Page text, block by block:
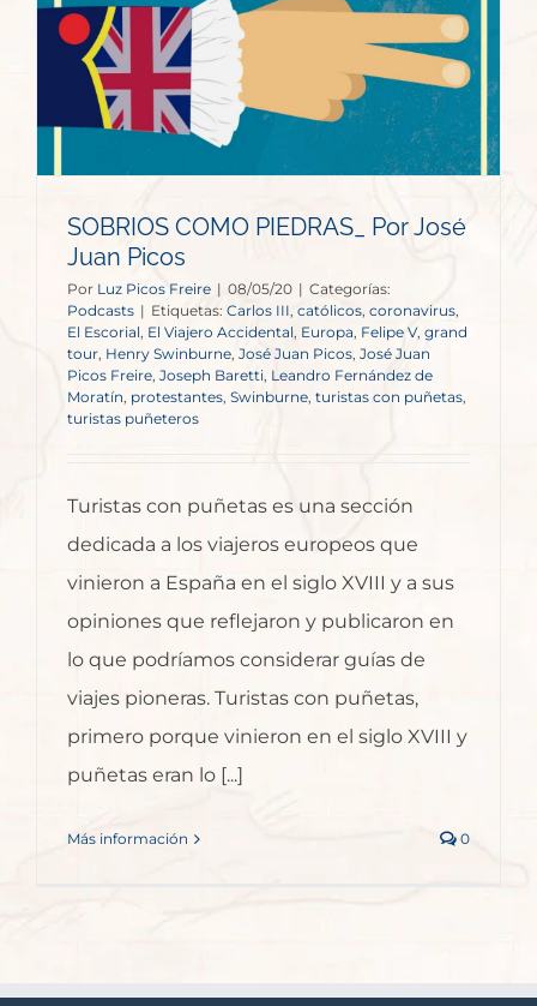
SOBRIOS COMO PIEDRAS_ Por José
Juan Picos
Por Luz Picos Freire | 08/05/20 | Categorías:
Podcasts | Etiquetas: Carlos III, católicos, coronavirus,
El Escorial, El Viajero Accidental, Europa, Felipe V, grand
tour, Henry Swinburne, José Juan Picos, José Juan
Picos Freire, Joseph Baretti, Leandro Fernández de
Moratín, protestantes, Swinburne, turistas con puñetas,
turistas puñeteros
Turistas con puñetas es una sección
dedicada a los viajeros europeos que
vinieron a España en el siglo XVIII y a sus
opiniones que reflejaron y publicaron en
lo que podríamos considerar guías de
viajes pioneras. Turistas con puñetas,
primero porque vinieron en el siglo XVIII y
puñetas eran lo [...]
Más información 0